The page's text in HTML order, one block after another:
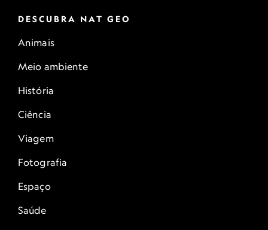
DESCUBRA NAT GEO
Animais
Meio ambiente
História
Ciência
Viagem
Fotografia
Espaço
Saúde